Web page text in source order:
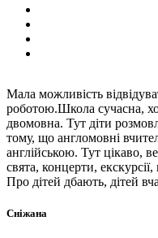
Мала можливість
роботою.Школа сучасна,
двомовна. Тут діти
тому, що англомовні
англійською. Тут цікаво,
свята, концерти,
Про дітей дбають, дітей
Сніжана